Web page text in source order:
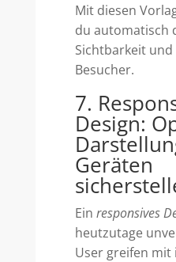
Mit diesen
du automatisch
Sichtbarkeit
Besucher.
7.
Design:
Geräten
Ein responsives
heutzutage
User greifen mit